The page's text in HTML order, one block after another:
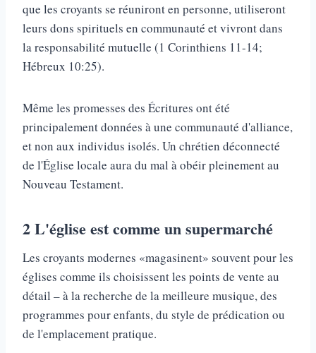
que les croyants se réuniront en personne, utiliseront
leurs dons spirituels en communauté et vivront dans
la responsabilité mutuelle (1 Corinthiens 11-14;
Hébreux 10:25).
Même les promesses des Écritures ont été
principalement données à une communauté d'alliance,
et non aux individus isolés. Un chrétien déconnecté
de l'Église locale aura du mal à obéir pleinement au
Nouveau Testament.
2L'église est comme un supermarché
Les croyants modernes «magasinent» souvent pour les
églises comme ils choisissent les points de vente au
détail – à la recherche de la meilleure musique, des
programmes pour enfants, du style de prédication ou
de l'emplacement pratique.